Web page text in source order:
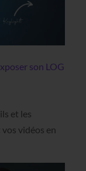
son LOG
et les
vidéos en